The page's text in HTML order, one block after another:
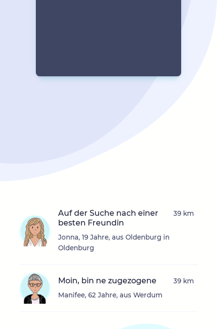
Auf der Suche nach einer
besten Freundin
Jonna, 19 Jahre, aus Oldenburg in
Oldenburg
39 km
Moin, bin ne zugezogene
Manifee, 62 Jahre, aus Werdum
39 km